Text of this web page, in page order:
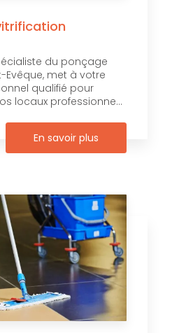
du ponçage
Evêque, met à votre
qualifié pour
locaux professionne...
En savoir plus